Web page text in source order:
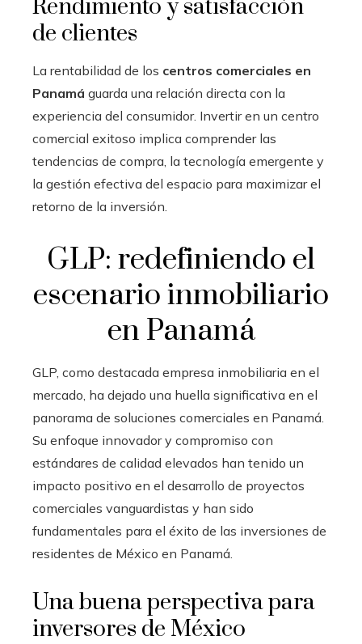
Rendimiento y satisfacción
de clientes
La rentabilidad de los centros comerciales en
Panamá guarda una relación directa con la
experiencia del consumidor. Invertir en un centro
comercial exitoso implica comprender las
tendencias de compra, la tecnología emergente y
la gestión efectiva del espacio para maximizar el
retorno de la inversión.
GLP: redefiniendo el
escenario inmobiliario
en Panamá
GLP, como destacada empresa inmobiliaria en el
mercado, ha dejado una huella significativa en el
panorama de soluciones comerciales en Panamá.
Su enfoque innovador y compromiso con
estándares de calidad elevados han tenido un
impacto positivo en el desarrollo de proyectos
comerciales vanguardistas y han sido
fundamentales para el éxito de las inversiones de
residentes de México en Panamá.
Una buena perspectiva para
inversores de México